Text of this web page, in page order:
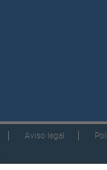
Aviso legal